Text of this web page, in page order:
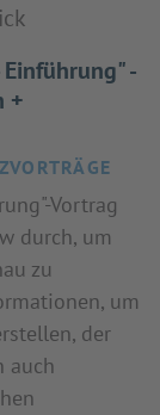
-
+
Vortrag
durch, um
zu
um
der
auch